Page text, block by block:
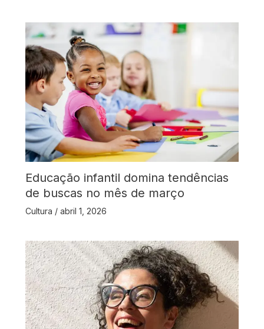
Educação infantil domina tendências
de buscas no mês de março
Cultura / abril 1, 2026